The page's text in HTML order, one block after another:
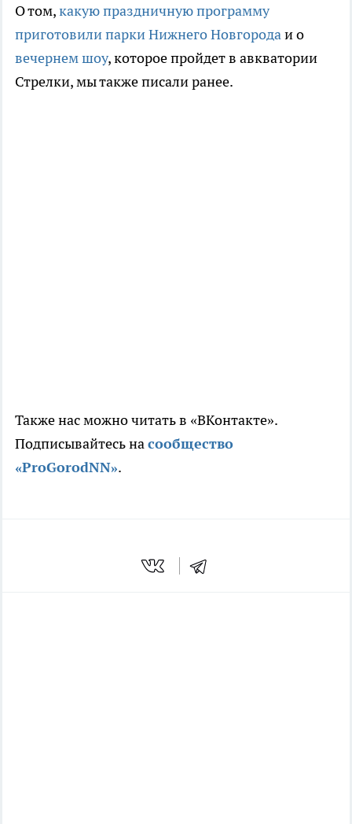
О том,какую праздничную программу
приготовили парки Нижнего Новгородаи о
вечернем шоу, которое пройдет в авкватории
Стрелки, мы также писали ранее.
Также нас можно читать в «ВКонтакте».
Подписывайтесь насообщество
«ProGorodNN».